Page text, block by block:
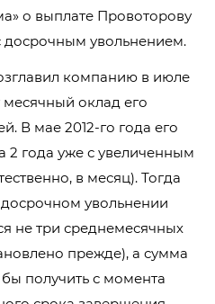
о выплате Провоторову
досрочным увольнением.
компанию в июле
месячный оклад его
В мае 2012-го года его
2 года уже с увеличенным
в месяц). Тогда
увольнении
не три среднемесячных
прежде), а сумма
получить с момента